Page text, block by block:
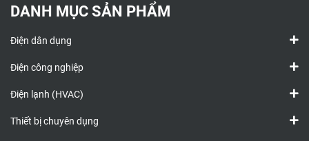
DANH MỤC SẢN PHẨM
Điện dân dụng
Điện công nghiệp
Điện lạnh (HVAC)
Thiết bị chuyên dụng